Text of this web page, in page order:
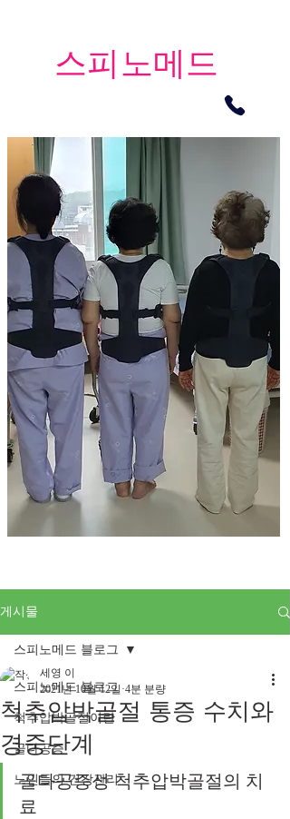
​스피노메드
게시물
스피노메드 블로그
척추압박골절이란
골다공증
노인들의 건강관리
스피노메드 블로그
척추압박골절 통증 수치와
경중단계
세영 이
2021년 10월 12일 4분 분량
골다공증성 척추압박골절의 치
료